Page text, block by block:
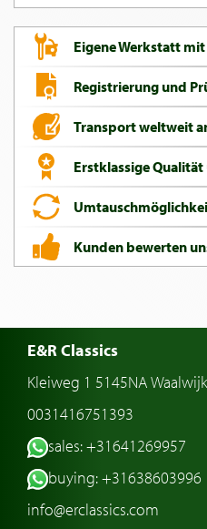
Eigene Werkstatt
Registrierung und
Transport weltweit
Erstklassige Qualität
Kunden bewerten
E&R Classics
Kleiweg 1 5145NA
0031416751393
sales: +31641269957
buying: +31638603996
info@erclassics.com